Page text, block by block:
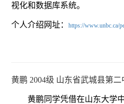
视化和数据库系统。
个人介绍网址：https://www.unbc.ca/
黄鹏 2004级 山东省武城县第二
黄鹏同学凭借在山东大学